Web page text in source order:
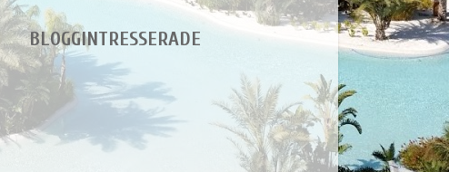
BLOGGINTRESSERADE